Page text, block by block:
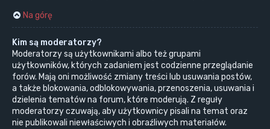
Na górę
Kim są moderatorzy?
Moderatorzy są użytkownikami albo też grupami
użytkowników, których zadaniem jest codzienne przeglądanie
forów. Mają oni możliwość zmiany treści lub usuwania postów,
a także blokowania, odblokowywania, przenoszenia, usuwania i
dzielenia tematów na forum, które moderują. Z reguły
moderatorzy czuwają, aby użytkownicy pisali na temat oraz
nie publikowali niewłaściwych i obraźliwych materiałów.